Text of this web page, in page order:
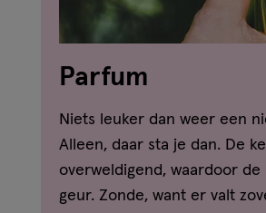
Parfum
Niets leuker dan weer een
Alleen, daar sta je dan. De
overweldigend, waardoor
geur. Zonde, want er valt